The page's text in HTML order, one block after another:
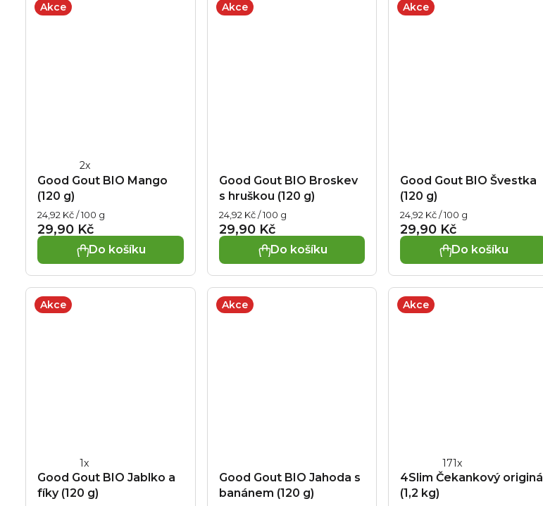
Akce
Good Gout BIO Mango
(120 g)
Průměrné
hodnocení
produktu
je
5,0
5
29,90 Kč
Měrná
cena:
24,92 Kč / 100 g
Do košíku
Akce
Good Gout BIO Broskev
s hruškou (120 g)
29,90 Kč
Měrná
cena:
24,92 Kč / 100 g
Do košíku
Akce
Good Gout BIO Švestka
(120 g)
29,90 Kč
Měrná
cena:
24,92 Kč / 100 g
Do košíku
Akce
Good Gout BIO Jablko a
fíky (120 g)
Průměrné
hodnocení
produktu
Akce
Good Gout BIO Jahoda s
banánem (120 g)
Akce
4Slim Čekankový originál
(1,2 kg)
Průměrné
hodnocení
produktu